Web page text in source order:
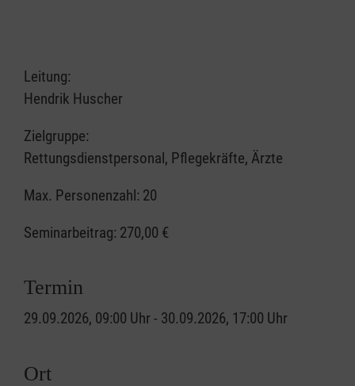
Leitung:
Hendrik Huscher
Zielgruppe:
Rettungsdienstpersonal, Pflegekräfte, Ärzte
Max. Personenzahl: 20
Seminarbeitrag: 270,00 €
Termin
29.09.2026, 09:00 Uhr - 30.09.2026, 17:00 Uhr
Ort